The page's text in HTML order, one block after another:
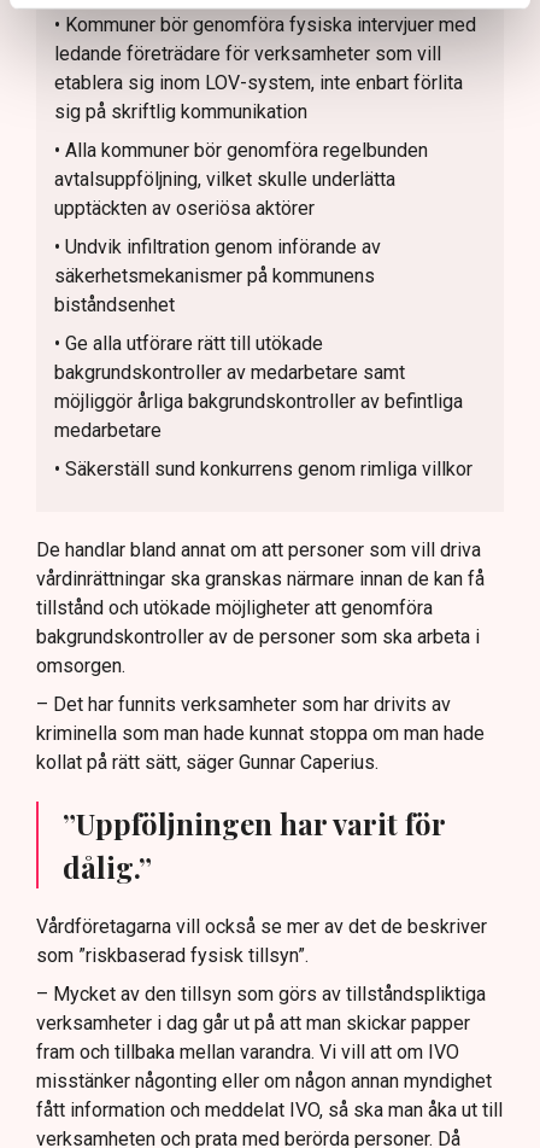
• Kommuner bör genomföra fysiska intervjuer med
ledande företrädare för verksamheter som vill
etablera sig inom LOV-system, inte enbart förlita
sig på skriftlig kommunikation
• Alla kommuner bör genomföra regelbunden
avtalsuppföljning, vilket skulle underlätta
upptäckten av oseriösa aktörer
• Undvik infiltration genom införande av
säkerhetsmekanismer på kommunens
biståndsenhet
• Ge alla utförare rätt till utökade
bakgrundskontroller av medarbetare samt
möjliggör årliga bakgrundskontroller av befintliga
medarbetare
• Säkerställ sund konkurrens genom rimliga villkor
De handlar bland annat om att personer som vill driva
vårdinrättningar ska granskas närmare innan de kan få
tillstånd och utökade möjligheter att genomföra
bakgrundskontroller av de personer som ska arbeta i
omsorgen.
– Det har funnits verksamheter som har drivits av
kriminella som man hade kunnat stoppa om man hade
kollat på rätt sätt, säger Gunnar Caperius.
”Uppföljningen har varit för
dålig.”
Vårdföretagarna vill också se mer av det de beskriver
som ”riskbaserad fysisk tillsyn”.
– Mycket av den tillsyn som görs av tillståndspliktiga
verksamheter i dag går ut på att man skickar papper
fram och tillbaka mellan varandra. Vi vill att om IVO
misstänker någonting eller om någon annan myndighet
fått information och meddelat IVO, så ska man åka ut till
verksamheten och prata med berörda personer. Då